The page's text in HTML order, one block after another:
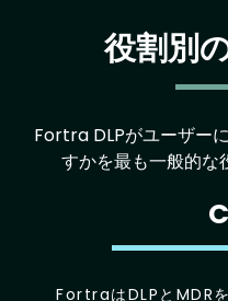
役割別
Fortra DLPがユーザー
すかを最も一般的な
FortraはDLPとMDR